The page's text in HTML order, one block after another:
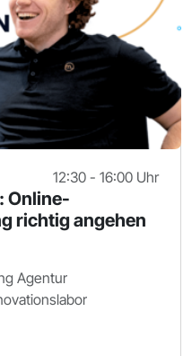
12:30 - 16:00 Uhr
Online-
richtig angehen
Agentur